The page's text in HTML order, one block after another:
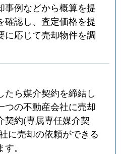
事例などから概算を提
確認し、査定価格を提
に応じて売却物件を調
たら媒介契約を締結し
つの不動産会社に売却
契約(専属専任媒介契
に売却の依頼ができる
。